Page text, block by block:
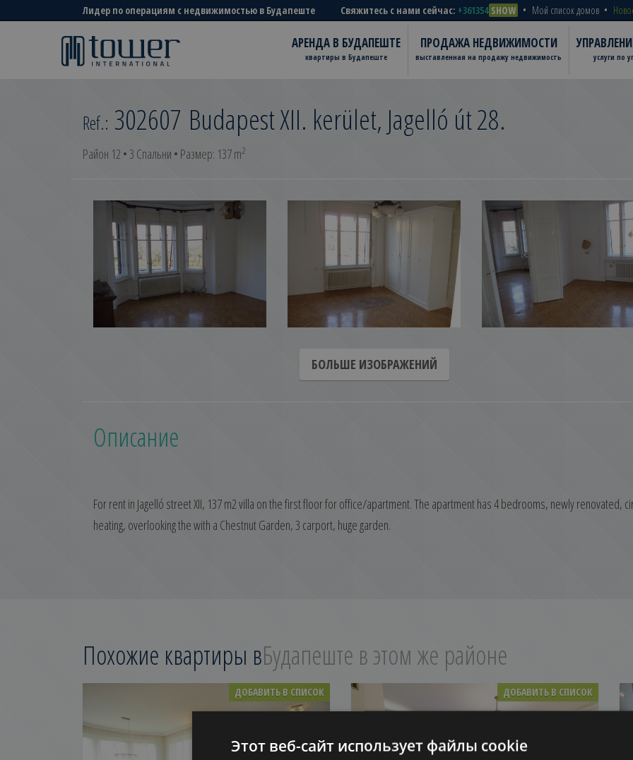
Лидер по операциям с недвижимостью в Будапеште Свяжитесь с нами сейчас: +361354 SHOW Мой список домов
АРЕНДА В БУДАПЕШТЕ
квартиры в Будапеште
ПРОДАЖА НЕДВИЖИМОСТИ
выставленная на продажу недвижимость услуги по
Budapest XII. kerület, Jagelló út 28.
Ref.: 302607
Район 12 • 3 Спальни • Размер: 137 m2
БОЛЬШЕ ИЗОБРАЖЕНИЙ
Описание
For rent in Jagelló street XII, 137 m2 villa on the first floor for office/apartment. The apartment has 4 bedrooms, newly renovated,
heating, overlooking the with a Chestnut Garden, 3 carport, huge garden.
Похожие квартиры вБудапеште в этом же районе
ДОБАВИТЬ В СПИСОК ДОБАВИТЬ В СПИСОК
Этот веб-сайт использует файлы cookie